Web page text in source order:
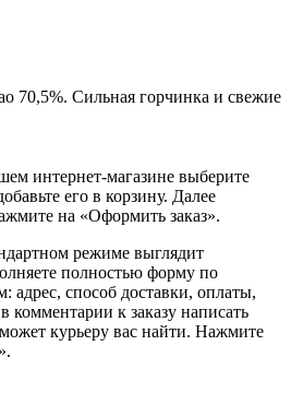
70,5%. Сильная горчинка и свежие
интернет-магазине выберите
его в корзину. Далее
на «Оформить заказ».
режиме выглядит
полностью форму по
адрес, способ доставки, оплаты,
комментарии к заказу написать
курьеру вас найти. Нажмите